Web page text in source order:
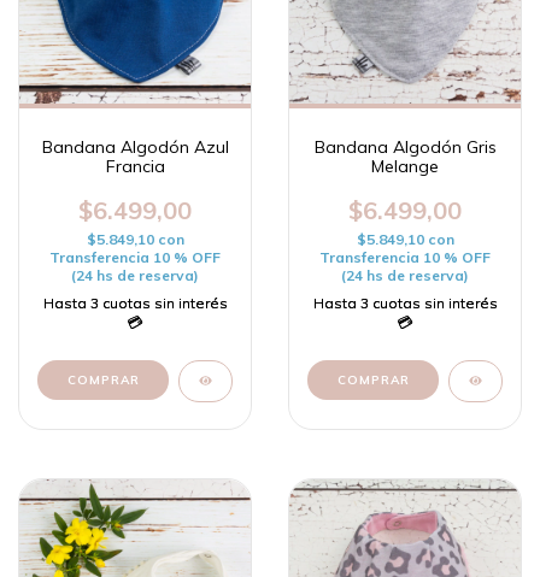
Bandana Algodón Azul
Francia
$6.499,00
$5.849,10 con
Transferencia 10 % OFF
(24 hs de reserva)
Bandana Algodón Gris
Melange
$6.499,00
$5.849,10 con
Transferencia 10 % OFF
(24 hs de reserva)